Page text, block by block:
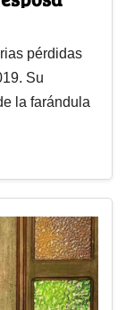
pérdidas
Su
la farándula